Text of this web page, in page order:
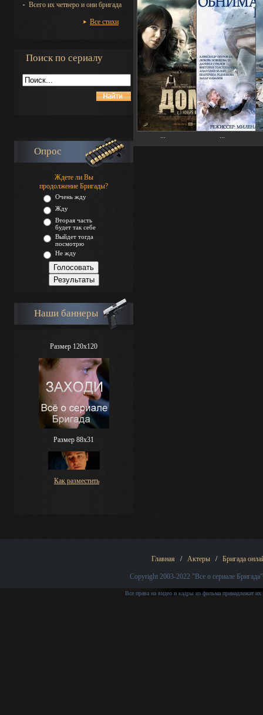
Всего их четверо и они бригада
Все стихи
Поиск по сериалу
Опрос
Ждете ли Вы
продолжение Бригады?
Очень жду
Жду
Вторая часть
будет так себе
Выйдет тогда
посмотрю
Не жду
Наши баннеры
Размер 120x120
Размер 88х31
Как разместить
... ...
Главная / Актеры / Бригада
Copyright 2003-2022 "Все о сериале Бригада"
Все права на видео и кадры из фильма принадлежат